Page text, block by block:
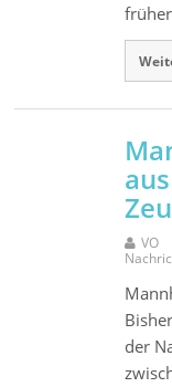
VO
der